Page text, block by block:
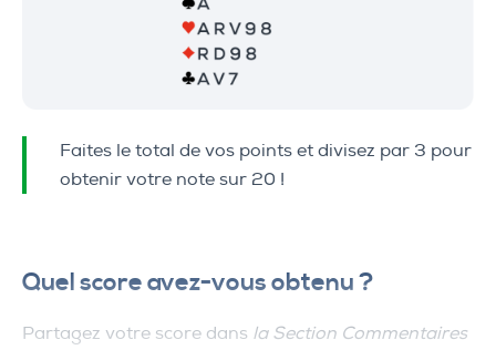
Faites le total de vos points et divisez par 3 pour
obtenir votre note sur 20 !
Quel score avez-vous obtenu ?
Partagez votre score dans la Section Commentaires